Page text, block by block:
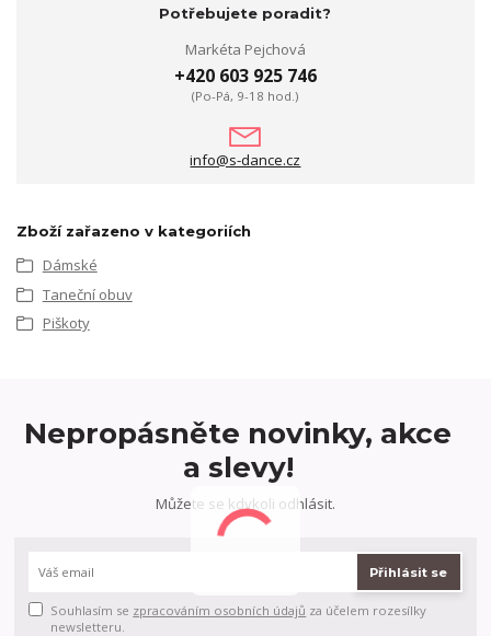
Potřebujete poradit?
Markéta Pejchová
+420 603 925 746
(Po-Pá, 9-18 hod.)
info@s-dance.cz
Zboží zařazeno v kategoriích
Dámské
Taneční obuv
Piškoty
Nepropásněte novinky, akce
a slevy!
Můžete se kdykoli odhlásit.
Přihlásit se
Souhlasím se zpracováním osobních údajů za účelem rozesílky
newsletteru.